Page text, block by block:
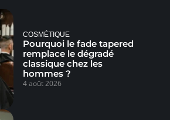
COSMÉTIQUE
Pourquoi le fade tapered
remplace le dégradé
classique chez les
hommes ?
4 août 2026